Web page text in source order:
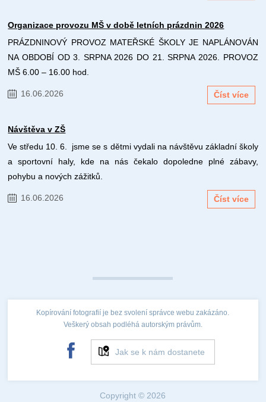
Organizace provozu MŠ v době letních prázdnin 2026
PRÁZDNINOVÝ PROVOZ MATEŘSKÉ ŠKOLY JE NAPLÁNOVÁN
NA OBDOBÍ OD 3. SRPNA 2026 DO 21. SRPNA 2026. PROVOZ
MŠ 6.00 – 16.00 hod.
16.06.2026 Číst více
Návštěva v ZŠ
Ve středu 10. 6. jsme se s dětmi vydali na návštěvu základní školy
a sportovní haly, kde na nás čekalo dopoledne plné zábavy,
pohybu a nových zážitků.
16.06.2026 Číst více
Kopírování fotografií je bez svolení správce webu zakázáno.
Veškerý obsah podléhá autorským právům.
Jak se k nám dostanete
Copyright © 2026